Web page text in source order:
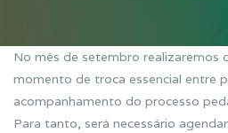
No mês de setembro realizaremos
momento de troca essencial entre
acompanhamento do processo
Para tanto, será necessário